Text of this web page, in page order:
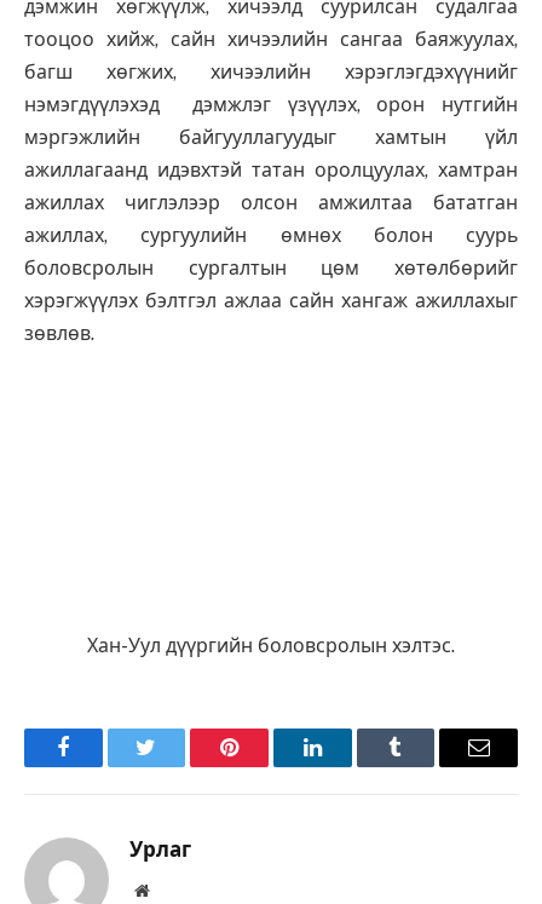
дэмжин хөгжүүлж, хичээлд суурилсан судалгаа
тооцоо хийж, сайн хичээлийн сангаа баяжуулах,
багш хөгжих, хичээлийн хэрэглэгдэхүүнийг
нэмэгдүүлэхэд дэмжлэг үзүүлэх, орон нутгийн
мэргэжлийн байгууллагуудыг хамтын үйл
ажиллагаанд идэвхтэй татан оролцуулах, хамтран
ажиллах чиглэлээр олсон амжилтаа бататган
ажиллах, сургуулийн өмнөх болон суурь
боловсролын сургалтын цөм хөтөлбөрийг
хэрэгжүүлэх бэлтгэл ажлаа сайн хангаж ажиллахыг
зөвлөв.
Хан-Уул дүүргийн боловсролын хэлтэс.
FacebookTwitter Pinterest LinkedInTumblr Имэйл
Урлаг
Вэбсайт